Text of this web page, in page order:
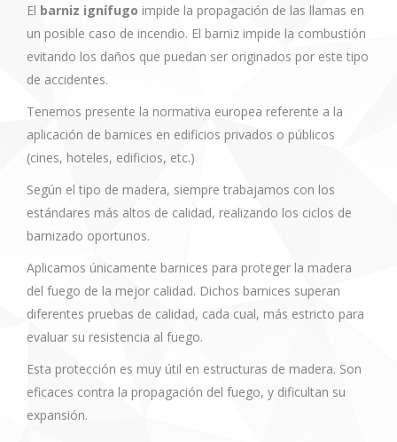
El barniz ignífugo impide la propagación de las llamas en
un posible caso de incendio. El barniz impide la combustión
evitando los daños que puedan ser originados por este tipo
de accidentes.
Tenemos presente la normativa europea referente a la
aplicación de barnices en edificios privados o públicos
(cines, hoteles, edificios, etc.)
Según el tipo de madera, siempre trabajamos con los
estándares más altos de calidad, realizando los ciclos de
barnizado oportunos.
Aplicamos únicamente barnices para proteger la madera
del fuego de la mejor calidad. Dichos barnices superan
diferentes pruebas de calidad, cada cual, más estricto para
evaluar su resistencia al fuego.
Esta protección es muy útil en estructuras de madera. Son
eficaces contra la propagación del fuego, y dificultan su
expansión.